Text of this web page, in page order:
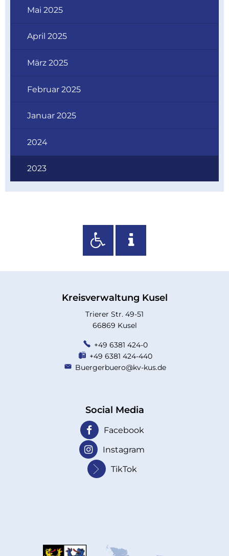
Mai 2025
April 2025
März 2025
Februar 2025
Januar 2025
2024
2023
Kreisverwaltung Kusel
Trierer Str. 49-51
66869 Kusel
+49 6381 424-0
+49 6381 424-440
Buergerbuero@kv-kus.de
Social Media
Facebook
Instagram
TikTok